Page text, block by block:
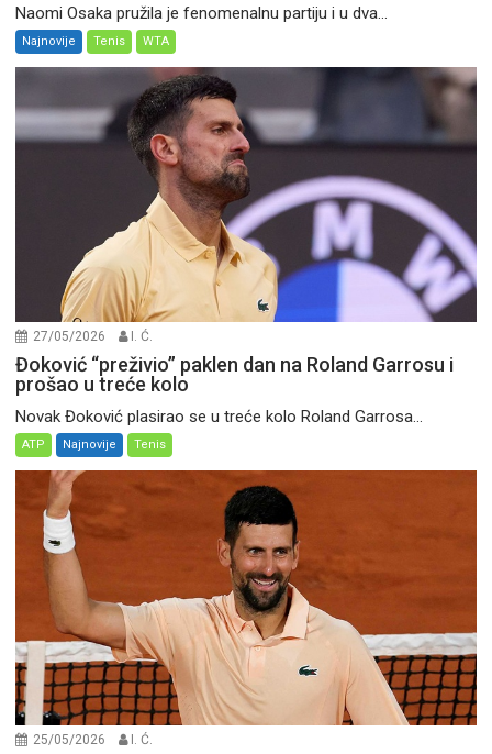
Naomi Osaka pružila je fenomenalnu partiju i u dva...
Najnovije Tenis WTA
27/05/2026 I. Ć.
Đoković “preživio” paklen dan na Roland Garrosu i
prošao u treće kolo
Novak Đoković plasirao se u treće kolo Roland Garrosa...
ATP Najnovije Tenis
25/05/2026 I. Ć.